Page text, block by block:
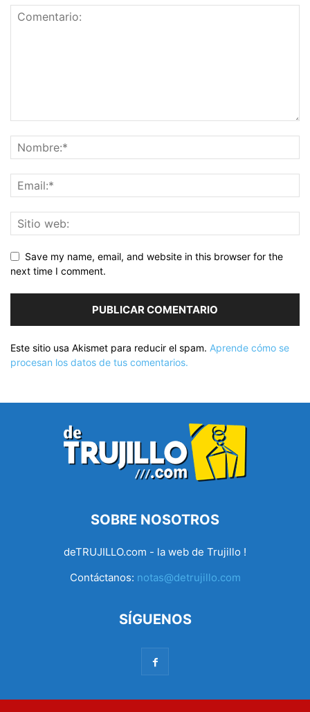
Save my name, email, and website in this browser for the
next time I comment.
Este sitio usa Akismet para reducir el spam. Aprende cómo se
procesan los datos de tus comentarios.
SOBRE NOSOTROS
deTRUJILLO.com - la web de Trujillo !
Contáctanos: notas@detrujillo.com
SÍGUENOS